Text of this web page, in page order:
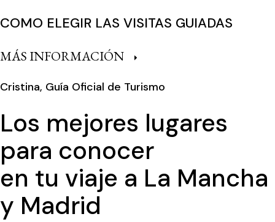
COMO ELEGIR LAS VISITAS GUIADAS
MÁS INFORMACIÓN
Cristina, Guía Oficial de Turismo
Los mejores lugares
para conocer
en tu viaje a La Mancha
y Madrid